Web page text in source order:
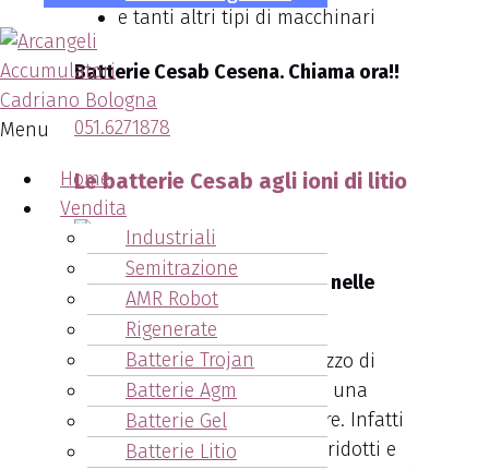
Menu
Home
Vendita
Industriali
Semitrazione
AMR Robot
Rigenerate
Batterie Trojan
Batterie Agm
Batterie Gel
Batterie Litio
e tanti altri tipi di macchinari
Batterie Cesab Cesena. Chiama ora!!
051.6271878
Le batterie Cesab agli ioni di litio
La potenza degli ioni di litio nelle
Batterie Cesab Cesena.
I principali vantaggi nell’utilizzo di
batterie agli ioni di litio sono una
efficienza energetica superiore. Infatti
il loro utilizzo favorisce costi ridotti e